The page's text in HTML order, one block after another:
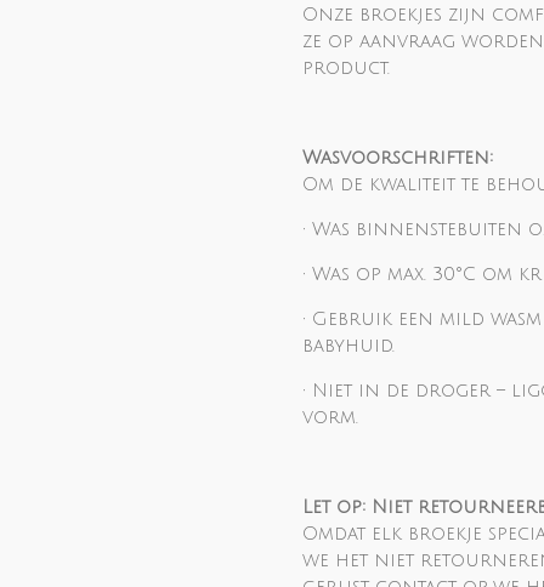
Onze broekjes zijn
ze op aanvraag
product.
Wasvoorschriften:
Om de kwaliteit te
• Was binnenstebuiten
• Was op max. 30°C om
• Gebruik een mild
babyhuid.
• Niet in de droger –
vorm.
Let op: Niet
Omdat elk broekje
we het niet